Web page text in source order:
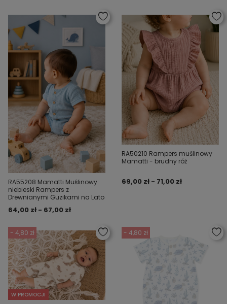
RA55208 Mamatti Muślinowy
niebieski Rampers z
Drewnianymi Guzikami na Lato
64,00 zł - 67,00 zł
RA50210 Rampers muślinowy
Mamatti - brudny róż
69,00 zł - 71,00 zł
- 4,80 zł
W PROMOCJI
- 4,80 zł